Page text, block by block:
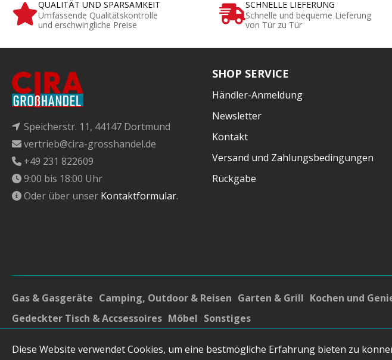
QUALITÄT UND SPARSAMKEIT
Umfassende Qualitätskontrolle
und erschwingliche Preise
SCHNELLE LIEFERUNG
Schnelle und bequeme Lieferung
von Tür zu Tür
Speicherstr. 11, 44147 Dortmund
vertrieb@cira-grosshandel.de
+49 231 822609
9:00 bis 18:00 Uhr
Oder über unser Kontaktformular.
SHOP SERVICE
Händler-Anmeldung
Newsletter
Kontakt
Versand und Zahlungsbedingungen
Rückgabe
Gas & Gasgeräte Camping, Outdoor & Reisen Garten & Grill Kochen und
Gedeckter Tisch & Accsessoires Möbel Sonstiges
angegeben.
Diese Website verwendet Cookies, um eine bestmögliche Erfahrung bieten zu